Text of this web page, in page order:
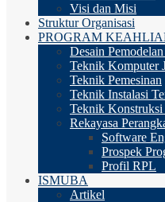
Visi dan Misi
Struktur Organisasi
PROGRAM
Desain
Teknik Komputer
Teknik Pemesinan
Teknik Instalasi
Teknik Konstruksi
Rekayasa
Software
Prospek
Profil RPL
ISMUBA
Artikel